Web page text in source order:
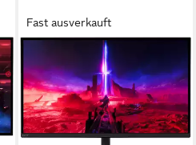
Fast ausverkauft
SDM-27U9M2 Gaming-
Monitor
68 cm/ 27 Zoll Diagonale
3840 x 2160 px, 4K Ultra HD Auflösung
1 ms Reaktionszeit